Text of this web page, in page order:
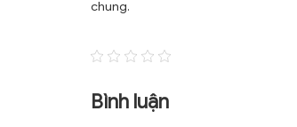
chung.
Bình luận